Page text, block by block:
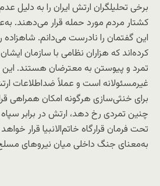
برخی تحلیلگران ارتش ایران را به دلیل
کشتار مردم مورد حمله قرار می‌دهند.
این گفتمان را نادرست می‌دانم. شاهزاده
کرده‌اند که هزاران نظامی با سازمان
تمرد و پیوستن به معترضان هستند. این
غیرمسئولانه است و عملاً ضد‌اطلاعات
برای خنثی‌سازی هرگونه امکان همراهی
چنین تمردی رخ دهد، ارتش در برابر سپاه
تحت فرمان قرارگاه خاتم‌الانبیا قرار
به‌معنای جنگ داخلی میان نیروهای